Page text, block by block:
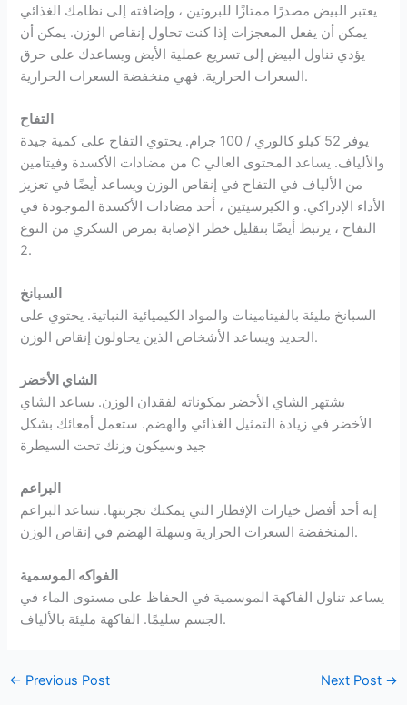
يعتبر البيض مصدرًا ممتازًا للبروتين ، وإضافته إلى نظامك الغذائي
يمكن أن يفعل المعجزات إذا كنت تحاول إنقاص الوزن. يمكن أن
يؤدي تناول البيض إلى تسريع عملية الأيض ويساعدك على حرق
السعرات الحرارية. فهي منخفضة السعرات الحرارية.
التفاح
يوفر 52 كيلو كالوري / 100 جرام. يحتوي التفاح على كمية جيدة
من مضادات الأكسدة وفيتامين C والألياف. يساعد المحتوى العالي
من الألياف في التفاح في إنقاص الوزن ويساعد أيضًا في تعزيز
الأداء الإدراكي. و الكيرسيتين ، أحد مضادات الأكسدة الموجودة في
التفاح ، يرتبط أيضًا بتقليل خطر الإصابة بمرض السكري من النوع
2.
السبانخ
السبانخ مليئة بالفيتامينات والمواد الكيميائية النباتية. يحتوي على
الحديد ويساعد الأشخاص الذين يحاولون إنقاص الوزن.
الشاي الأخضر
يشتهر الشاي الأخضر بمكوناته لفقدان الوزن. يساعد الشاي
الأخضر في زيادة التمثيل الغذائي والهضم. ستعمل أمعائك بشكل
جيد وسيكون وزنك تحت السيطرة
البراعم
إنه أحد أفضل خيارات الإفطار التي يمكنك تجربتها. تساعد البراعم
المنخفضة السعرات الحرارية وسهلة الهضم في إنقاص الوزن.
الفواكه الموسمية
يساعد تناول الفاكهة الموسمية في الحفاظ على مستوى الماء في
الجسم سليمًا. الفاكهة مليئة بالألياف.
← Previous Post Next Post →